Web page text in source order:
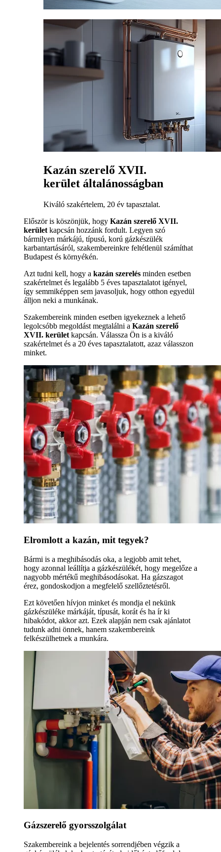
Kazán szerelő XVII.
kerület általánosságban
Kiváló szakértelem, 20 év tapasztalat.
Először is köszönjük, hogy Kazán szerelő XVII.
kerület kapcsán hozzánk fordult. Legyen szó
bármilyen márkájú, típusú, korú gázkészülék
karbantartásáról, szakembereinkre feltétlenül számíthat
Budapest és környékén.
Azt tudni kell, hogy a kazán szerelés minden esetben
szakértelmet és legalább 5 éves tapasztalatot igényel,
így semmiképpen sem javasoljuk, hogy otthon egyedül
álljon neki a munkának.
Szakembereink minden esetben igyekeznek a lehető
legolcsóbb megoldást megtalálni a Kazán szerelő
XVII. kerület kapcsán. Válassza Ön is a kiváló
szakértelmet és a 20 éves tapasztalatott, azaz válasszon
minket.
Elromlott a kazán, mit tegyek?
Bármi is a meghibásodás oka, a legjobb amit tehet,
hogy azonnal leállítja a gázkészülékét, hogy megelőze a
nagyobb mértékű meghibásodásokat. Ha gázszagot
érez, gondoskodjon a megfelelő szellőztetésről.
Ezt követően hívjon minket és mondja el nekünk
gázkészüléke márkáját, típusát, korát és ha ír ki
hibakódot, akkor azt. Ezek alapján nem csak ajánlatot
tudunk adni önnek, hanem szakembereink
felkészülhetnek a munkára.
Gázszerelő gyorsszolgálat
Szakembereink a bejelentés sorrendjében végzik a